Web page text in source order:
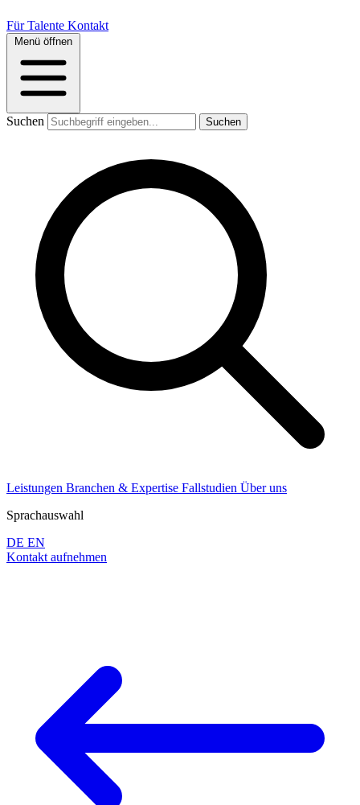
Für Talente Kontakt
Menü öffnen
Suchen Suchen
Leistungen Branchen & Expertise Fallstudien Über uns
Sprachauswahl
DE EN
Kontakt aufnehmen